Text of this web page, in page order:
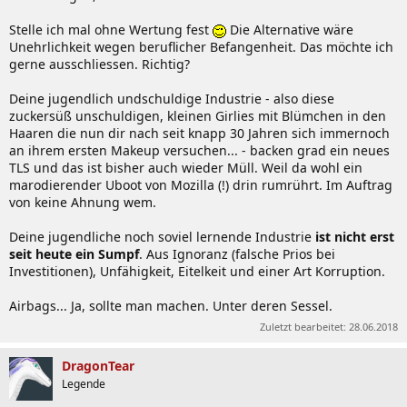
Stelle ich mal ohne Wertung fest
Die Alternative wäre
Unehrlichkeit wegen beruflicher Befangenheit. Das möchte ich
gerne ausschliessen. Richtig?
Deine jugendlich undschuldige Industrie - also diese
zuckersüß unschuldigen, kleinen Girlies mit Blümchen in den
Haaren die nun dir nach seit knapp 30 Jahren sich immernoch
an ihrem ersten Makeup versuchen... - backen grad ein neues
TLS und das ist bisher auch wieder Müll. Weil da wohl ein
marodierender Uboot von Mozilla (!) drin rumrührt. Im Auftrag
von keine Ahnung wem.
Deine jugendliche noch soviel lernende Industrie ist nicht erst
seit heute ein Sumpf. Aus Ignoranz (falsche Prios bei
Investitionen), Unfähigkeit, Eitelkeit und einer Art Korruption.
Airbags... Ja, sollte man machen. Unter deren Sessel.
Zuletzt bearbeitet: 28.06.2018
DragonTear
Legende